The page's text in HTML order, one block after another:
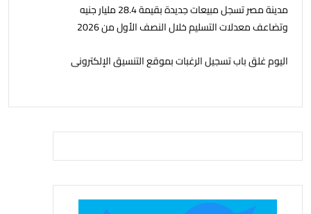
مدينة مصر تسجل مبيعات جديدة بقيمة 28.4 مليار جنيه
وتضاعف معدلات التسليم خلال النصف الأول من 2026
اليوم غلق باب تسجيل الرغبات بموقع التنسيق الإلكترونى